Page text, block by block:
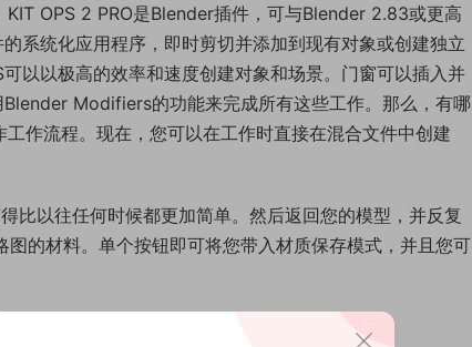
OPS 2 PRO是Blender插件，可与Blender 2.83或更高
系统化应用程序，即时剪切并添加到现有对象或创建独立
以以极高的效率和速度创建对象和场景。门窗可以插入并
Modifiers的功能来完成所有这些工作。那么，有哪
作流程。现在，您可以在工作时直接在混合文件中创建
比以往任何时候都更加简单。然后返回您的模型，并反复
的材料。单个按钮即可将您带入材质保存模式，并且您可
3.3, 3.4, 3.5, 3.6